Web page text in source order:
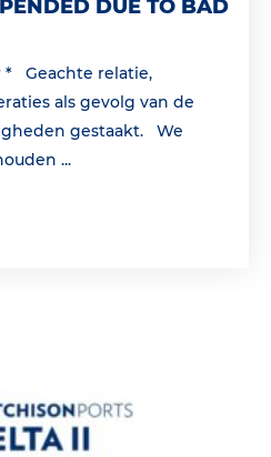
DUE TO BAD
* Geachte relatie,
als gevolg van de
gestaakt. We
...